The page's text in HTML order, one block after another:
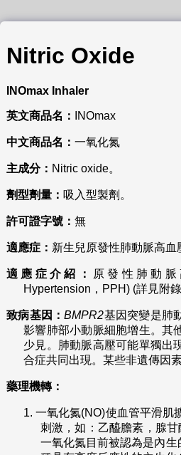
Nitric Oxide
INOmax Inhaler
英文商品名： INOmax
中文商品名： 一氧化氮
主成分： Nitric oxide。
劑型劑量： 吸入型製劑。
許可證字號： 無
適應症： 新生兒原發性肺動脈高血
適應症介紹：
原發性肺動脈
Hypertension，PPH) (詳見附錄
致病基因：BMPR2基因突變是肺
影響肺部小動脈細胞增生。其
少見。肺動脈高壓可能單獨出
合症共同出現。某些非遺傳因
藥理機轉：
1. 一氧化氮(NO)使血管平滑肌
刺激，如：乙醯膽素，腺甘
一氧化氮目前被認為是內